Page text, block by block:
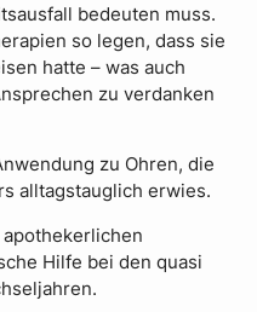
bedeuten muss.
so legen, dass sie
hatte – was auch
zu verdanken
zu Ohren, die
alltagstauglich erwies.
Hilfe bei den quasi